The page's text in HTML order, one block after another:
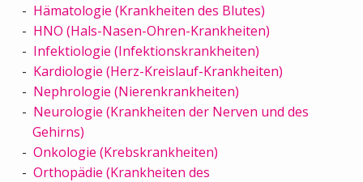
Hämatologie (Krankheiten des Blutes)
HNO (Hals-Nasen-Ohren-Krankheiten)
Infektiologie (Infektionskrankheiten)
Kardiologie (Herz-Kreislauf-Krankheiten)
Nephrologie (Nierenkrankheiten)
Neurologie (Krankheiten der Nerven und des
Gehirns)
Onkologie (Krebskrankheiten)
Orthopädie (Krankheiten des